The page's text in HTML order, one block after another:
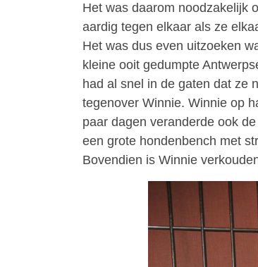
Het was daarom noodzakelijk
aardig tegen elkaar als ze
Het was dus even uitzoeken
kleine ooit gedumpte
had al snel in de gaten dat ze
tegenover Winnie. Winnie op
paar dagen veranderde ook
een grote hondenbench met
Bovendien is Winnie